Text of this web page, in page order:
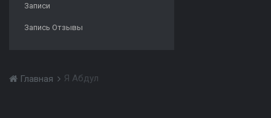
Записи
Запись Отзывы
Главная Я Абдул